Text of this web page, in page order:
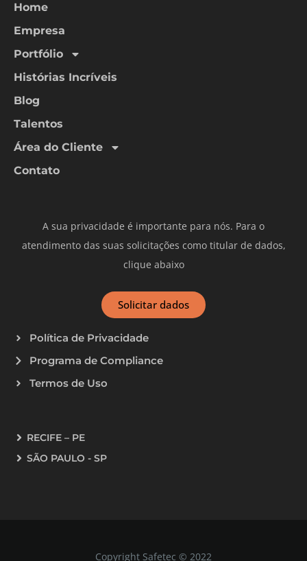
Home
Empresa
Portfólio
Histórias Incríveis
Blog
Talentos
Área do Cliente
Contato
A sua privacidade é importante para nós. Para o
atendimento das suas solicitações como titular de dados,
clique abaixo
Solicitar dados
Política de Privacidade
Programa de Compliance
Termos de Uso
RECIFE – PE
SÃO PAULO - SP
Copyright Safetec © 2022